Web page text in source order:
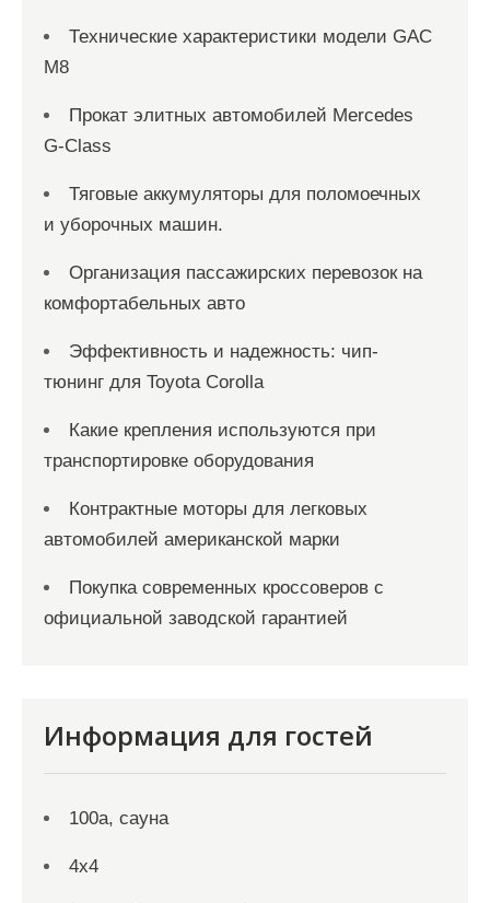
Технические характеристики модели GAC
M8
Прокат элитных автомобилей Mercedes
G-Class
Тяговые аккумуляторы для поломоечных
и уборочных машин.
Организация пассажирских перевозок на
комфортабельных авто
Эффективность и надежность: чип-
тюнинг для Toyota Corolla
Какие крепления используются при
транспортировке оборудования
Контрактные моторы для легковых
автомобилей американской марки
Покупка современных кроссоверов с
официальной заводской гарантией
Информация для гостей
100а, сауна
4х4